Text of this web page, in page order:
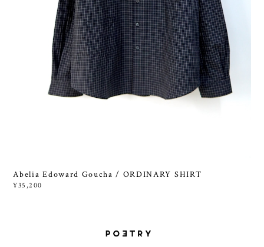
Abelia Edoward Goucha / ORDINARY SHIRT
¥35,200